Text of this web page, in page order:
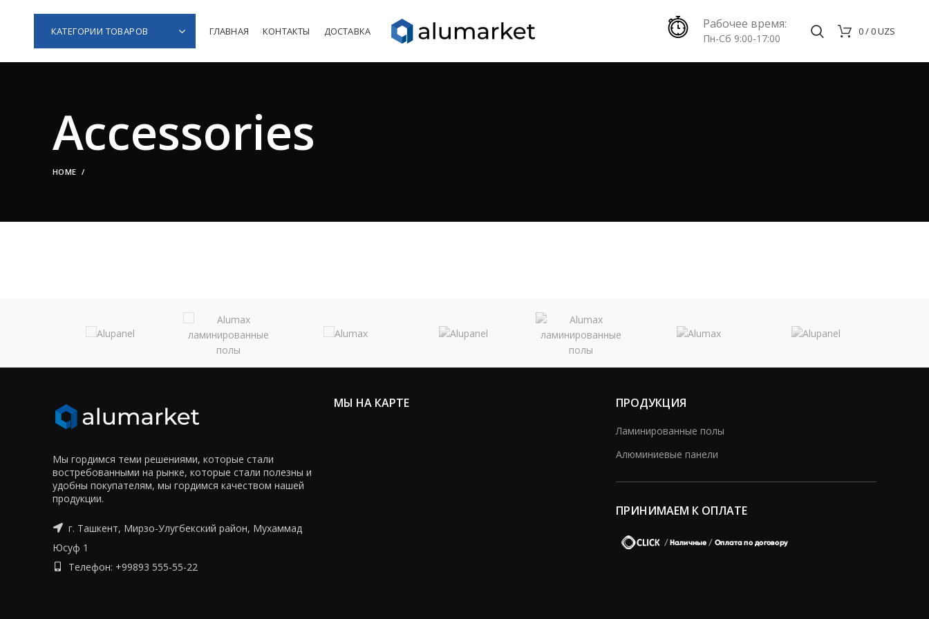
КАТЕГОРИИ ТОВАРОВ ГЛАВНАЯ КОНТАКТЫ ДОСТАВКА Рабочее время:
Пн-Сб 9:00-17:00
0/0UZS
Accessories
HOME
Мы гордимся теми решениями, которые стали
востребованными на рынке, которые стали полезны и
удобны покупателям, мы гордимся качеством нашей
продукции.
г. Ташкент, Мирзо-Улугбекский район, Мухаммад
Юсуф 1
Телефон: +99893 555-55-22
МЫ НА КАРТЕ ПРОДУКЦИЯ
Ламинированные полы
Алюминиевые панели
ПРИНИМАЕМ К ОПЛАТЕ